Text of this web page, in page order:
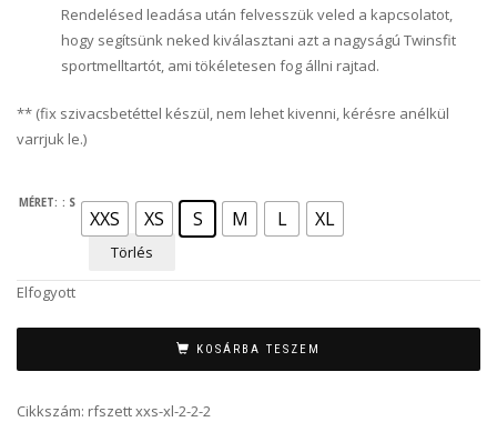
Rendelésed leadása után felvesszük veled a kapcsolatot,
hogy segítsünk neked kiválasztani azt a nagyságú Twinsfit
sportmelltartót, ami tökéletesen fog állni rajtad.
** (fix szivacsbetéttel készül, nem lehet kivenni, kérésre anélkül
varrjuk le.)
MÉRET: : S
XXS XS S M L XL
Törlés
Elfogyott
KOSÁRBA TESZEM
Cikkszám: rfszett xxs-xl-2-2-2